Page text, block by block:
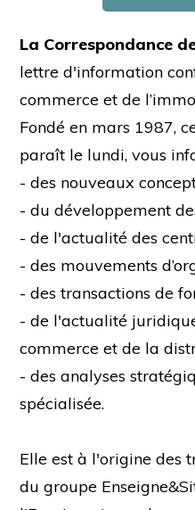
La Correspondance
lettre d'information
commerce et de
Fondé en mars 1987,
paraît le lundi, vous
- des nouveaux
- du développement
- de l'actualité des
- des mouvements
- des transactions de
- de l'actualité
commerce et de la
- des analyses
spécialisée.
Elle est à l'origine des
du groupe